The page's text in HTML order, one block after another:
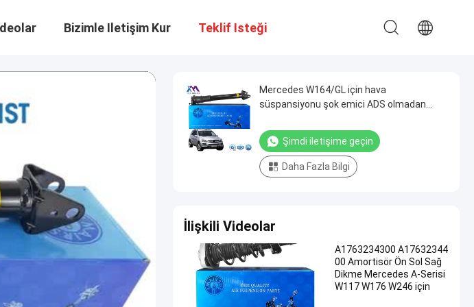
Bizimle Iletişim Kur Teklif Isteği
Mercedes W164/GL için hava
süspansiyonu şok emici ADS olmadan
Şimdi iletişime geçin
Daha Fazla Bilgi
İlişkili Videolar
A1763234300 A17632344
00 Amortisör Ön Sol Sağ
Dikme Mercedes A-Serisi
W117 W176 W246 için